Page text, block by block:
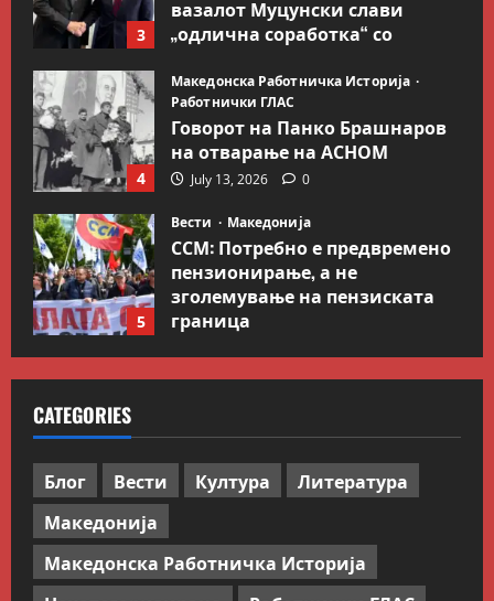
3
вазалот Муцунски слави
„одлична соработка“ со
July 18, 2026 0
4
Македонска Работничка Историја
Работнички ГЛАС
Говорот на Панко Брашнаров
на отварање на АСНОМ
July 13, 2026 0
5
Вести Македонија
ССМ: Потребно е предвремено
пензионирање, а не
зголемување на пензиската
граница
1
одмазда против САД
August 2, 2026 0
Kокошката или јајцето?
July 26, 2026 0
CATEGORIES
Блог Вести Култура
Литература
Македонија
Македонска Работничка Историја